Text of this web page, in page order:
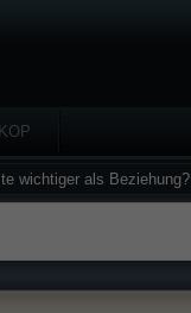
wichtiger als Beziehung?